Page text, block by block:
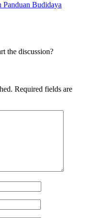
Budidaya
the discussion?
Required fields are